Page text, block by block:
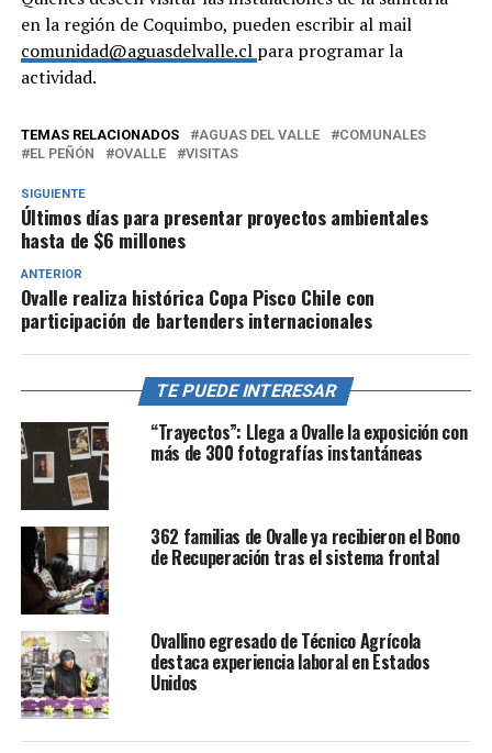
en la región de Coquimbo, pueden escribir al mail
comunidad@aguasdelvalle.cl para programar la
actividad.
TEMAS RELACIONADOS AGUAS DEL VALLE
COMUNALES
EL PEÑÓN
OVALLE VISITAS
SIGUIENTE
Últimos días para presentar proyectos ambientales
hasta de $6 millones
ANTERIOR
Ovalle realiza histórica Copa Pisco Chile con
participación de bartenders internacionales
TE PUEDE INTERESAR
“Trayectos”: Llega a Ovalle la exposición con
más de 300 fotografías instantáneas
362 familias de Ovalle ya recibieron el Bono
de Recuperación tras el sistema frontal
Ovallino egresado de Técnico Agrícola
destaca experiencia laboral en Estados
Unidos